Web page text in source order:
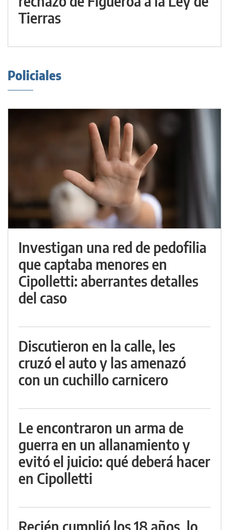
Tierras
Policiales
Investigan una red de pedofilia
que captaba menores en
Cipolletti: aberrantes detalles
del caso
Discutieron en la calle, les
cruzó el auto y las amenazó
con un cuchillo carnicero
Le encontraron un arma de
guerra en un allanamiento y
evitó el juicio: qué deberá hacer
en Cipolletti
Recién cumplió los 18 años, lo